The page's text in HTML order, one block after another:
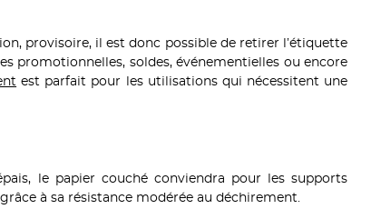
provisoire, il est donc possible de retirer l’étiquette
promotionnelles, soldes, événementielles ou encore
est parfait pour les utilisations qui nécessitent une
le papier couché conviendra pour les supports
à sa résistance modérée au déchirement.